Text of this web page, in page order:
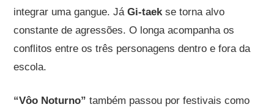
integrar uma gangue. JáGi-taekse torna alvo
constante de agressões. O longa acompanha os
conflitos entre os três personagens dentro e fora da
escola.
“Vôo Noturno” também passou por festivais como